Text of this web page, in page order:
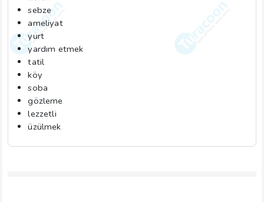
sebze
ameliyat
yurt
yardım etmek
tatil
köy
soba
gözleme
lezzetli
üzülmek